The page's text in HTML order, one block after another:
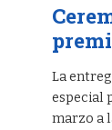
La
especial
marzo a